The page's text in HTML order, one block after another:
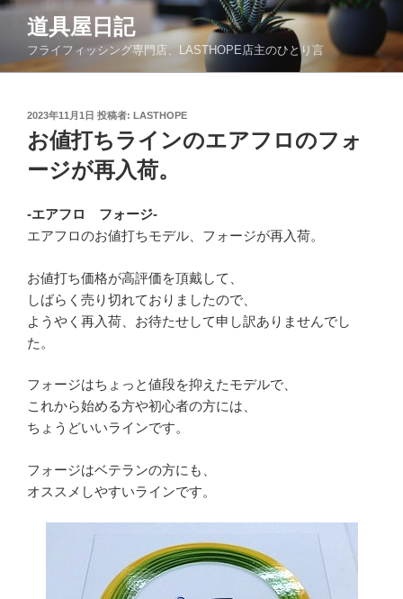
コ
ン
道具屋日記
フライフィッシング専門店、LASTHOPE店主のひとり言
投
稿
日:
2023年11月1日 投稿者: LASTHOPE
お値打ちラインのエアフロのフォ
ージが再入荷。
-エアフロ フォージ-
エアフロのお値打ちモデル、フォージが再入荷。
お値打ち価格が高評価を頂戴して、
しばらく売り切れておりましたので、
ようやく再入荷、お待たせして申し訳ありませんでし
た。
フォージはちょっと値段を抑えたモデルで、
これから始める方や初心者の方には、
ちょうどいいラインです。
フォージはベテランの方にも、
オススメしやすいラインです。